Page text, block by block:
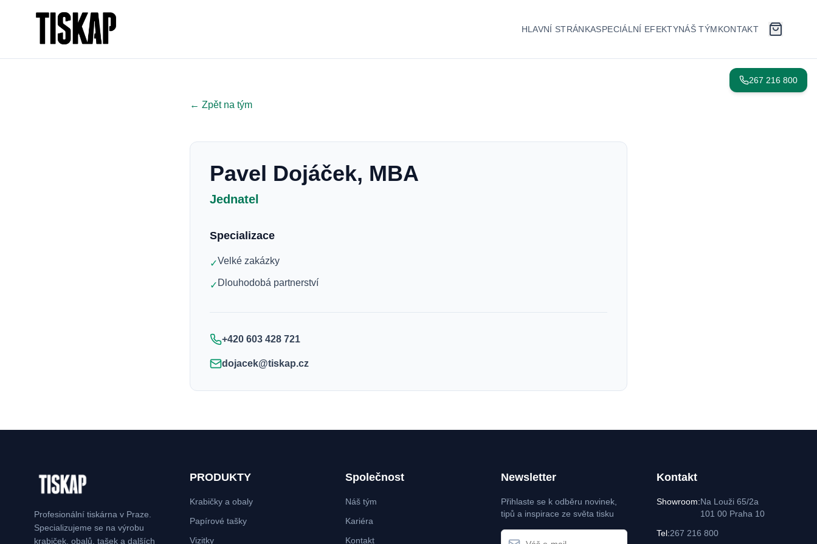
HLAVNÍ STRÁNKASPECIÁLNÍ EFEKTYNÁŠ TÝMKONTAKT
← Zpět na tým
Pavel Dojáček, MBA
Jednatel
Specializace
✓Velké zakázky
✓ Dlouhodobá partnerství
+420 603 428 721
dojacek@tiskap.cz
267 216 800
Profesionální tiskárna v Praze.
Specializujeme se na výrobu
krabiček, obalů, tašek a dalších
PRODUKTY
Krabičky a obaly
Papírové tašky
Vizitky
Společnost
Náš tým
Kariéra
Kontakt
Newsletter
Přihlaste se k odběru novinek,
tipů a inspirace ze světa tisku
Kontakt
Showroom:Na Louži 65/2a
101 00 Praha 10
Tel:267 216 800